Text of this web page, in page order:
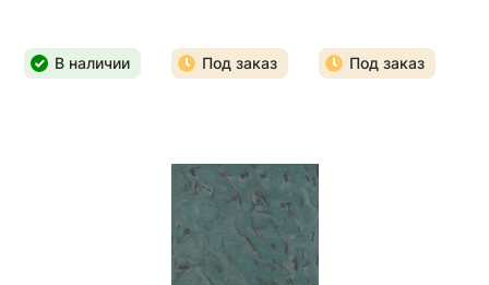
В наличии Под заказ Под заказ